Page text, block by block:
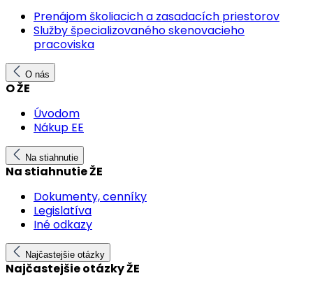
Prenájom školiacich a zasadacích priestorov
Služby špecializovaného skenovacieho
pracoviska
O nás
O ŽE
Úvodom
Nákup EE
Na stiahnutie
Na stiahnutie ŽE
Dokumenty, cenníky
Legislatíva
Iné odkazy
Najčastejšie otázky
Najčastejšie otázky ŽE